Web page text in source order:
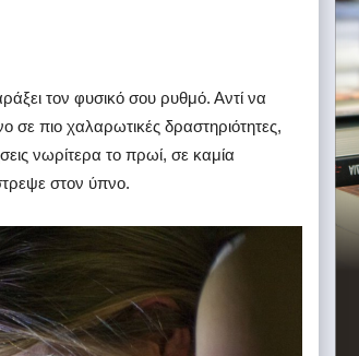
τον φυσικό σου ρυθμό. Αντί να
σε πιο χαλαρωτικές δραστηριότητες,
νωρίτερα το πρωί, σε καμία
στον ύπνο.